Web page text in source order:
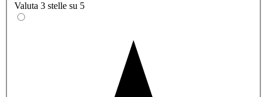
Valuta 3 stelle su 5